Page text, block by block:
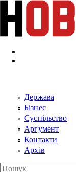
Перейти к
Держава
Бізнес
Суспільство
Аргумент
Контакти
Архів